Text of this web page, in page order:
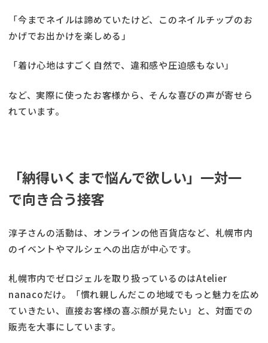
「今までネイルは諦めていたけど、このネイルチップのお
かげでお出かけを楽しめる」
「着け心地はすごく自然で、違和感や圧迫感もない」
など、実際に使ったお客様から、そんな喜びの声が寄せら
れています。
「納得いくまで悩んで欲しい」一対一
で向き合う接客
淳子さんの活動は、オンラインの他百貨店など、札幌市内
のイベントやマルシェへの出店が中心です。
札幌市内でゼロジェルを取り扱っているのはAtelier
nanacoだけ。「慣れ親しんだこの地域でもっと魅力を広め
ていきたい、直接お客様の喜ぶ顔が見たい」と、対面での
販売を大事にしています。